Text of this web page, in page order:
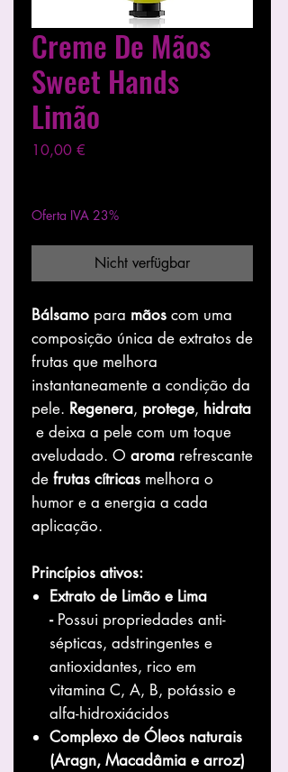
Creme De Mãos
Sweet Hands
Limão
10,00 €
Oferta IVA 23%
Nicht verfügbar
Bálsamo para mãos com uma
composição única de extratos de
frutas que melhora
instantaneamente a condição da
pele. Regenera, protege, hidrata
e deixa a pele com um toque
aveludado. O aroma refrescante
de frutas cítricas melhora o
humor e a energia a cada
aplicação.
Princípios ativos:
Extrato de Limão e Lima
- Possui propriedades anti-
sépticas, adstringentes e
antioxidantes, rico em
vitamina C, A, B, potássio e
alfa-hidroxiácidos
Complexo de Óleos naturais
(Aragn, Macadâmia e arroz)